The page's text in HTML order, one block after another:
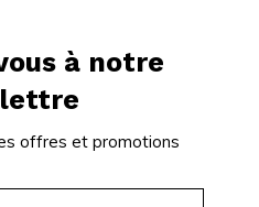
à notre
offres et promotions